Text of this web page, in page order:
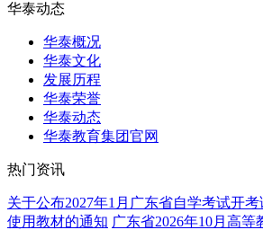
华泰动态
华泰概况
华泰文化
发展历程
华泰荣誉
华泰动态
华泰教育集团官网
热门资讯
关于公布2027年1月广东省自学考试开
使用教材的通知 广东省2026年10月高